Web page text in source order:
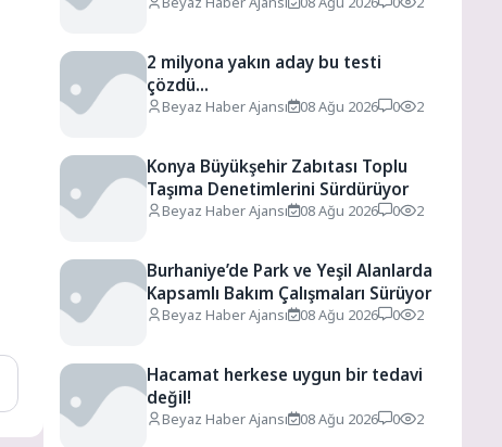
2 milyona yakın aday bu testi
çözdü…
Beyaz Haber Ajansı 08 Ağu 2026 0 2
Konya Büyükşehir Zabıtası Toplu
Taşıma Denetimlerini Sürdürüyor
Beyaz Haber Ajansı 08 Ağu 2026 0 2
Burhaniye’de Park ve Yeşil Alanlarda
Kapsamlı Bakım Çalışmaları Sürüyor
Beyaz Haber Ajansı 08 Ağu 2026 0 2
Hacamat herkese uygun bir tedavi
değil!
Beyaz Haber Ajansı 08 Ağu 2026 0 2